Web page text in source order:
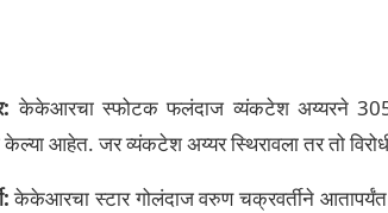
केकेआरचा स्फोटक फलंदाज व्यंकटेश अय्यरने 305
केल्या आहेत. जर व्यंकटेश अय्यर स्थिरावला तर तो
केकेआरचा स्टार गोलंदाज वरुण चक्रवर्तीने